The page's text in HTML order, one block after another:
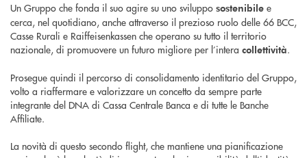
Un Gruppo che fonda il suo agire su uno sviluppo sostenibile e
cerca, nel quotidiano, anche attraverso il prezioso ruolo delle 66 BCC,
Casse Rurali e Raiffeisenkassen che operano su tutto il territorio
nazionale, di promuovere un futuro migliore per l’intera collettività.
Prosegue quindi il percorso di consolidamento identitario del Gruppo,
volto a riaffermare e valorizzare un concetto da sempre parte
integrante del DNA di Cassa Centrale Banca e di tutte le Banche
Affiliate.
La novità di questo secondo flight, che mantiene una pianificazione